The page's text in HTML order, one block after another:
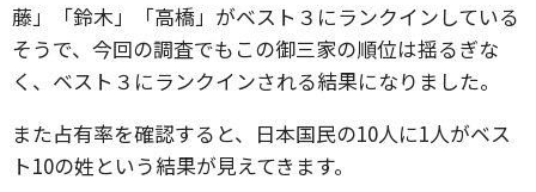
藤」「鈴木」「高橋」がベスト３にランクインしている
そうで、今回の調査でもこの御三家の順位は揺るぎな
く、ベスト３にランクインされる結果になりました。
また占有率を確認すると、日本国民の10人に1人がベス
ト10の姓という結果が見えてきます。